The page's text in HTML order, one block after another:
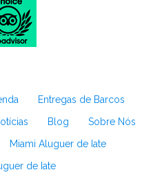
Entregas de Barcos
Blog
Sobre Nós
Miami Aluguer de Iate
de Iate